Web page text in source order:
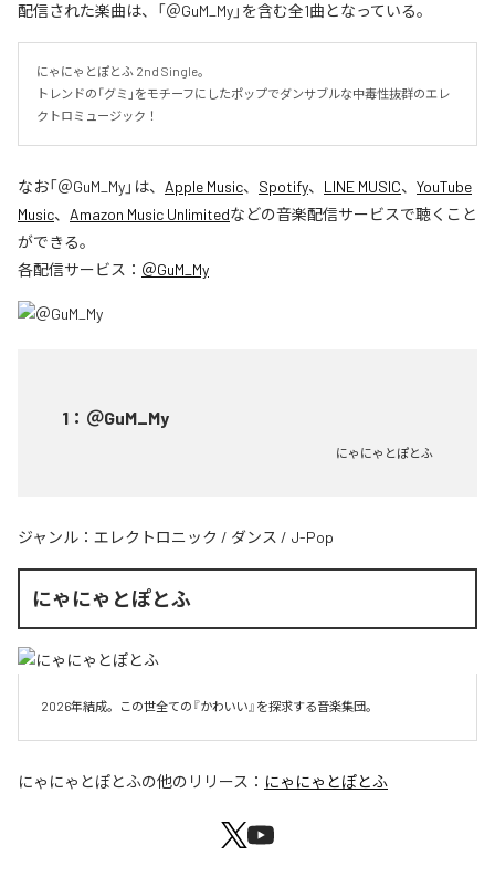
配信された楽曲は、「＠GuM_My」を含む全1曲となっている。
にゃにゃとぽとふ 2nd Single。
トレンドの「グミ」をモチーフにしたポップでダンサブルな中毒性抜群のエレ
クトロミュージック！
なお「＠GuM_My」は、 Apple Music、 Spotify、 LINE MUSIC、 YouTube
Music、 Amazon Music Unlimitedなどの音楽配信サービスで聴くこと
ができる。
各配信サービス： ＠GuM_My
1 ： ＠GuM_My
にゃにゃとぽとふ
ジャンル： エレクトロニック / ダンス / J-Pop
にゃにゃとぽとふ
2026年結成。この世全ての『かわいい』を探求する音楽集団。
にゃにゃとぽとふの他のリリース： にゃにゃとぽとふ